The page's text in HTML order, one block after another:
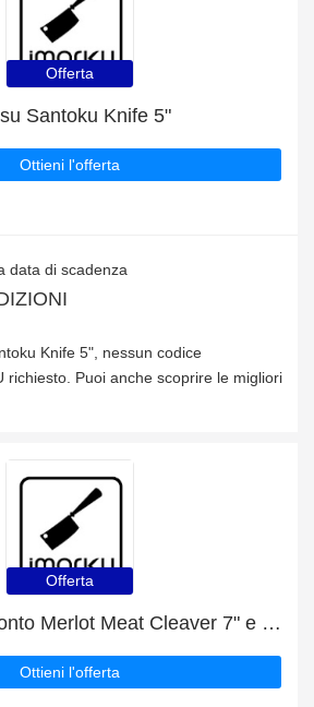
Offerta
Santoku Knife 5"
Ottieni l'offerta
data di scadenza
Knife 5", nessun codice
richiesto. Puoi anche scoprire le migliori
Offerta
Fino al 8% di sconto Merlot Meat Cleaver 7" e molte altre offerte
Ottieni l'offerta